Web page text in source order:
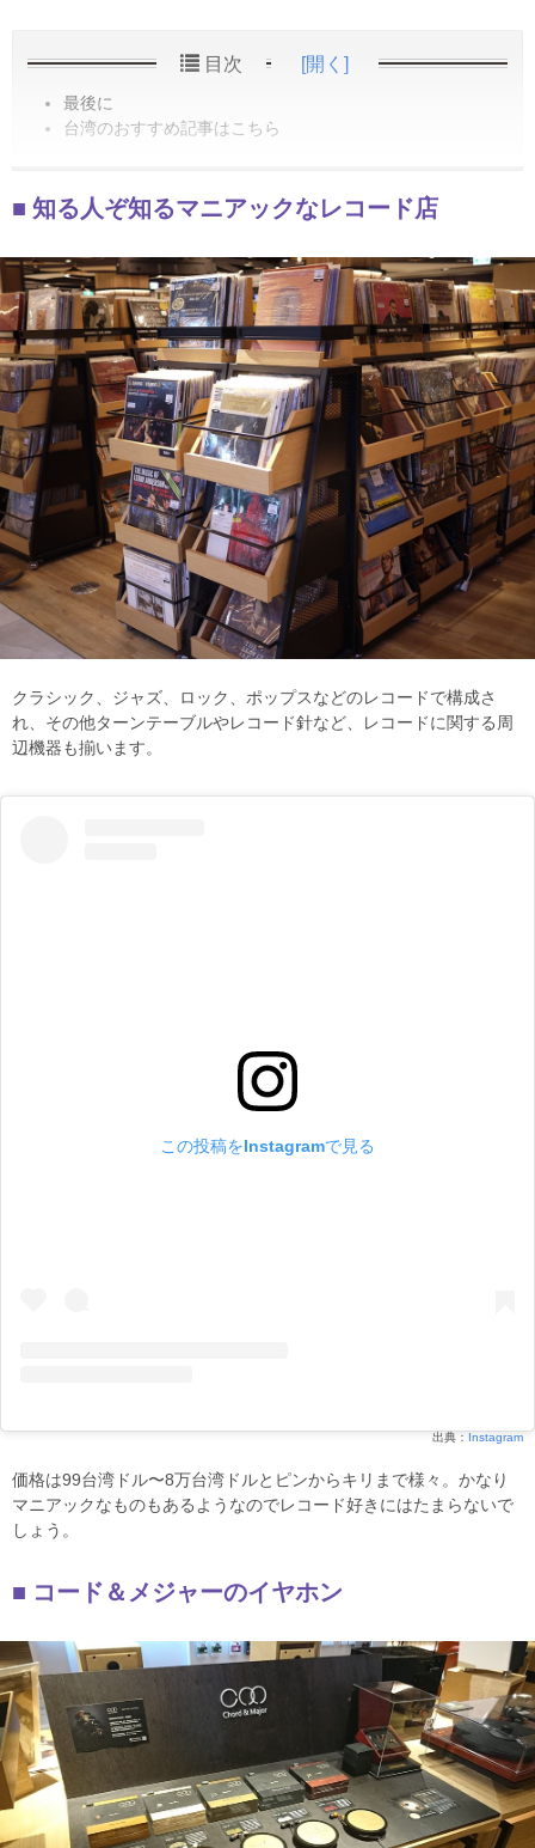
目次 [開く]
最後に
台湾のおすすめ記事はこちら
知る人ぞ知るマニアックなレコード店
クラシック、ジャズ、ロック、ポップスなどのレコードで構成さ
れ、その他ターンテーブルやレコード針など、レコードに関する周
辺機器も揃います。
この投稿をInstagramで見る
出典： Instagram
価格は99台湾ドル〜8万台湾ドルとピンからキリまで様々。かなり
マニアックなものもあるようなのでレコード好きにはたまらないで
しょう。
コード＆メジャーのイヤホン